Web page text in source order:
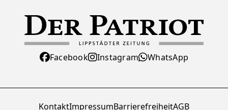
Facebook Instagram WhatsApp
KontaktImpressumBarrierefreiheitAGB